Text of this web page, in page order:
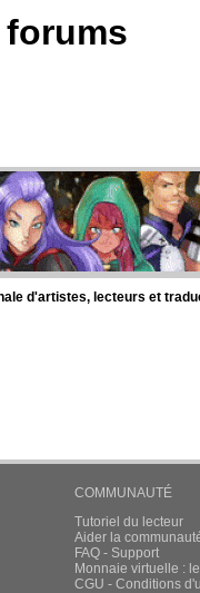
forums
d'artistes, lecteurs et
COMMUNAUTÉ
Tutoriel du lecteur
Aider la
FAQ - Support
Monnaie virtuelle :
CGU - Conditions